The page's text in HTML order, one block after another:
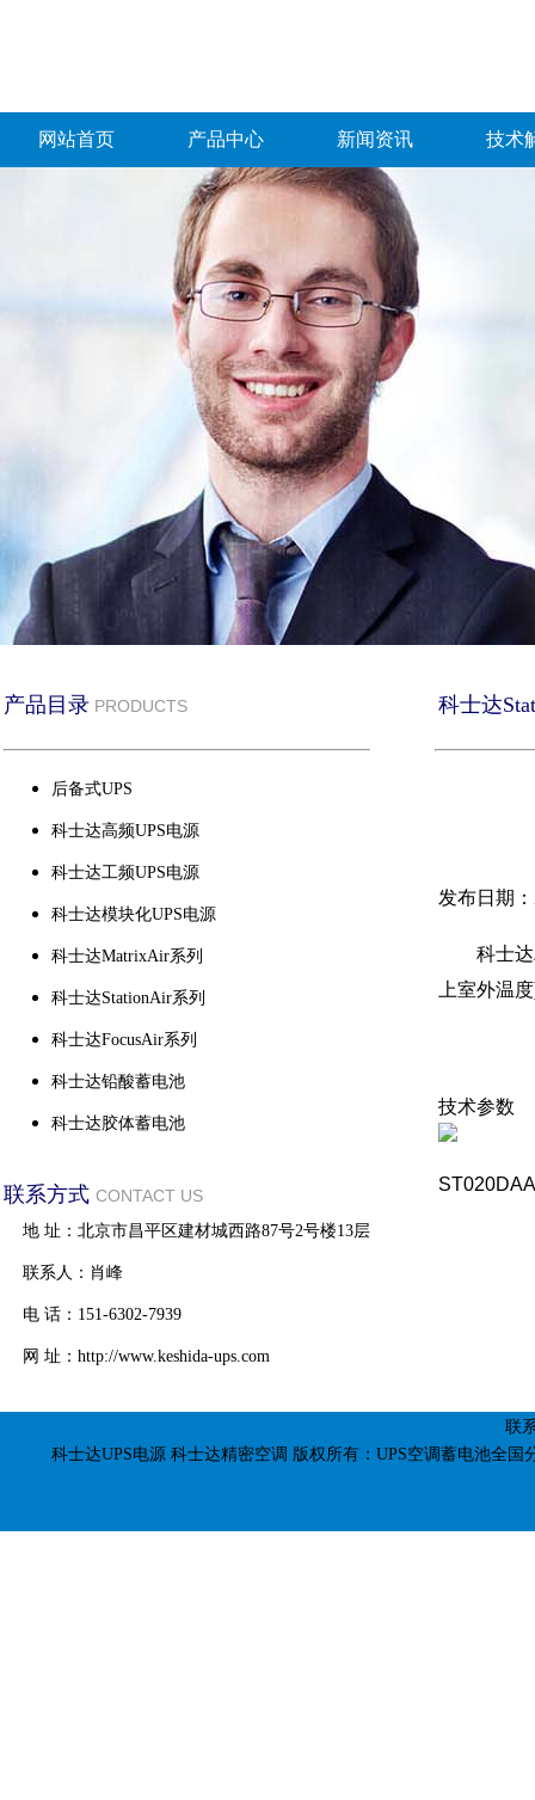
网站首页 产品中心 新闻资讯 技术
产品目录 PRODUCTS 科士达
后备式UPS
科士达高频UPS电源
科士达工频UPS电源
科士达模块化UPS电源
科士达MatrixAir系列
科士达StationAir系列
科士达FocusAir系列
科士达铅酸蓄电池
科士达胶体蓄电池
联系方式 CONTACT US
地 址：北京市昌平区建材城西路87号2号楼13层
联系人：肖峰
电 话：151-6302-7939
网 址：http://www.keshida-ups.com
发布日期
科士
上室外温
技术参数
联
科士达UPS电源 科士达精密空调 版权所有：UPS空调蓄电池全